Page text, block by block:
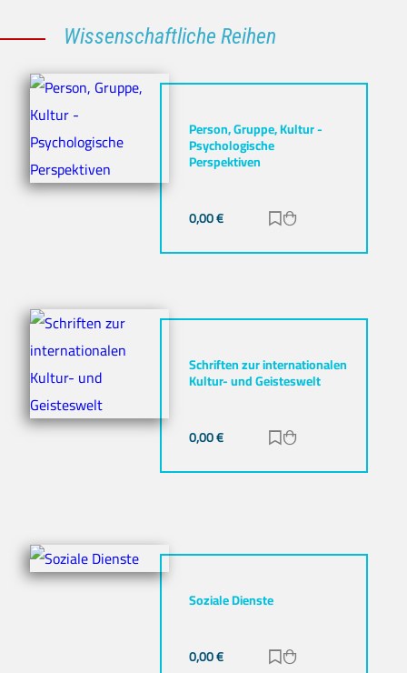
Wissenschaftliche Reihen
Person, Gruppe, Kultur -
Psychologische
Perspektiven
0,00€ Zur Merkliste
Schriften zur internationalen
Kultur- und Geisteswelt
0,00€ Zur Merkliste
Soziale Dienste
0,00€ Zur Merkliste